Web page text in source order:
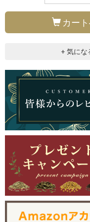
ラ型でジャンピングしや
カー
+ 気にな